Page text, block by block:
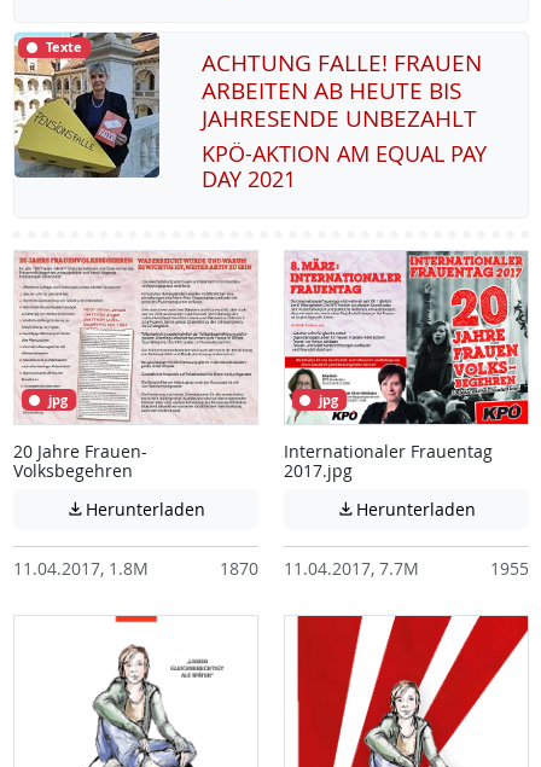
Texte
ACHTUNG FALLE! FRAUEN
ARBEITEN AB HEUTE BIS
JAHRESENDE UNBEZAHLT
KPÖ-AK­TI­ON AM EQUAL PAY
DAY 2021
jpg
20 Jahre Frauen-
Volksbegehren
 Herunterladen Achtung: Diese Datei enthält unter
11.04.2017, 1.8M 1870
jpg
Internationaler Frauentag
2017.jpg
 Herunterladen
11.04.2017, 7.7M 1955